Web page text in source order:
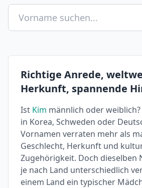
Richtige Anrede,
Herkunft, spannende
Ist Kim männlich oder
in Korea, Schweden oder
Vornamen verraten mehr als
Geschlecht, Herkunft und
Zugehörigkeit. Doch dieselben
je nach Land unterschiedlich
einem Land ein typischer